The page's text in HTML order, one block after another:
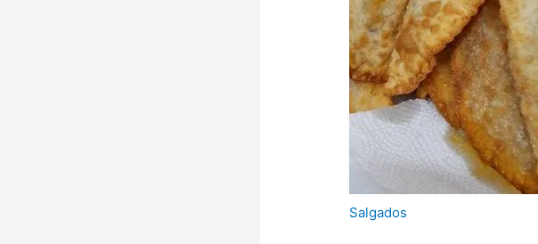
Salgados